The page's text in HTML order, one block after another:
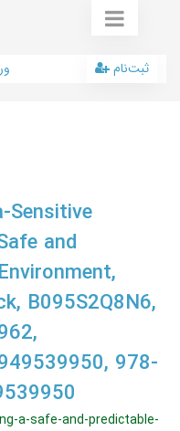
ثبت‌نام
Sensitive
and
B095S2Q8N6,
978-
a-safe-and-predictable-